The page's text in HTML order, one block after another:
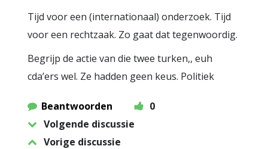
Tijd voor een (internationaal) onderzoek. Tijd
voor een rechtzaak. Zo gaat dat tegenwoordig.
Begrijp de actie van die twee turken,, euh
cda’ers wel. Ze hadden geen keus. Politiek
Beantwoorden
0
Volgende discussie
Vorige discussie